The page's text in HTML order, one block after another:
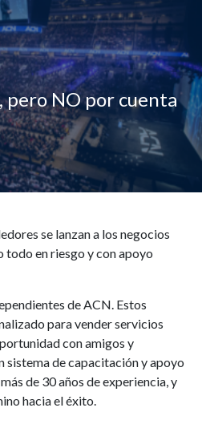
pero NO por cuenta
se lanzan a los negocios
todo en riesgo y con apoyo
de ACN. Estos
para vender servicios
con amigos y
sistema de capacitación y apoyo
de 30 años de experiencia, y
hacia el éxito.